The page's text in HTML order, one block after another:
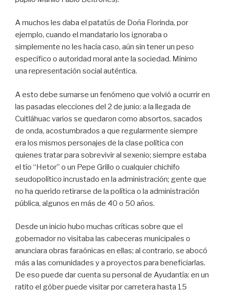
A muchos les daba el patatús de Doña Florinda, por
ejemplo, cuando el mandatario los ignoraba o
simplemente no les hacía caso, aún sin tener un peso
específico o autoridad moral ante la sociedad. Mínimo
una representación social auténtica.
A esto debe sumarse un fenómeno que volvió a ocurrir en
las pasadas elecciones del 2 de junio: a la llegada de
Cuitláhuac varios se quedaron como absortos, sacados
de onda, acostumbrados a que regularmente siempre
era los mismos personajes de la clase política con
quienes tratar para sobrevivir al sexenio; siempre estaba
el tío “Hetor” o un Pepe Grillo o cualquier chichifo
seudopolítico incrustado en la administración; gente que
no ha querido retirarse de la política o la administración
pública, algunos en más de 40 o 50 años.
Desde un inicio hubo muchas críticas sobre que el
gobernador no visitaba las cabeceras municipales o
anunciara obras faraónicas en ellas; al contrario, se abocó
más a las comunidades y a proyectos para beneficiarlas.
De eso puede dar cuenta su personal de Ayudantía: en un
ratito el góber puede visitar por carretera hasta 15